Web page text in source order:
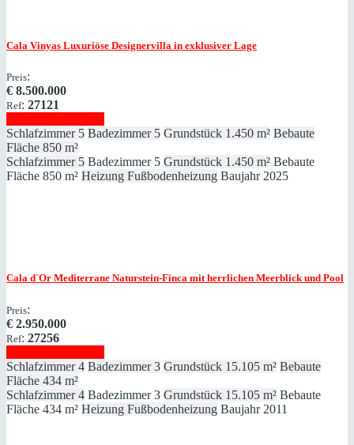
Cala Vinyas Luxuriöse Designervilla in exklusiver Lage
Preis:
€ 8.500.000
Ref: 27121
Schlafzimmer 5 Badezimmer 5 Grundstück 1.450 m² Bebaute
Fläche 850 m²
Schlafzimmer 5 Badezimmer 5 Grundstück 1.450 m² Bebaute
Fläche 850 m² Heizung Fußbodenheizung Baujahr 2025
Cala d`Or Mediterrane Naturstein-Finca mit herrlichen Meerblick und Pool
Preis:
€ 2.950.000
Ref: 27256
Schlafzimmer 4 Badezimmer 3 Grundstück 15.105 m² Bebaute
Fläche 434 m²
Schlafzimmer 4 Badezimmer 3 Grundstück 15.105 m² Bebaute
Fläche 434 m² Heizung Fußbodenheizung Baujahr 2011